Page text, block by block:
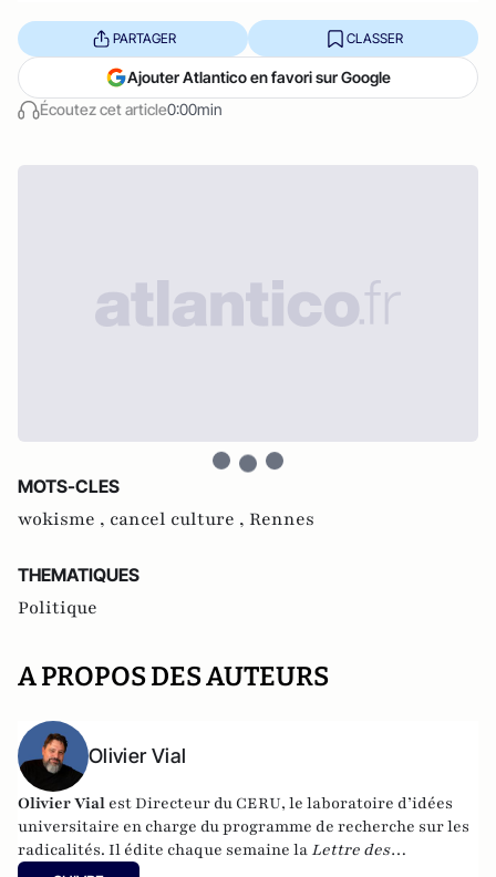
Écoutez cet article0:00min
PARTAGER CLASSER
Ajouter Atlantico en favori sur Google
MOTS-CLES
wokisme , cancel culture , Rennes
THEMATIQUES
Politique
A PROPOS DES AUTEURS
Olivier Vial
Olivier Vial est Directeur du CERU, le laboratoire d’idées
universitaire en charge du programme de recherche sur les
radicalités. Il édite chaque semaine la Lettre des